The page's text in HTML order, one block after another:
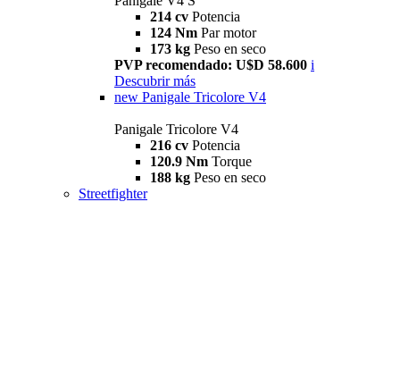
214 cv Potencia
124 Nm Par motor
173 kg Peso en seco
PVP recomendado: U$D 58.600 i
Descubrir más
new Panigale Tricolore V4
Panigale Tricolore V4
216 cv Potencia
120.9 Nm Torque
188 kg Peso en seco
Streetfighter